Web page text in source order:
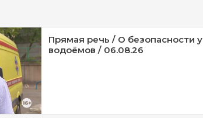
Прямая речь / О безопасности у
водоёмов / 06.08.26